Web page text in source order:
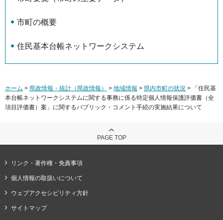
市町の概要
住民基本台帳ネットワークシステム
ホーム > 県政情報・統計（県政情報） > 地域情報 > 県内市町の状況 > 「住民基
本台帳ネットワークシステムに関する事務に係る特定個人情報保護評価書（全
項目評価書）案」に関するパブリック・コメント手続の実施結果について
PAGE TOP
リンク・著作権・免責事項
個人情報の取扱いについて
ウェブアクセシビリティ方針
サイトマップ